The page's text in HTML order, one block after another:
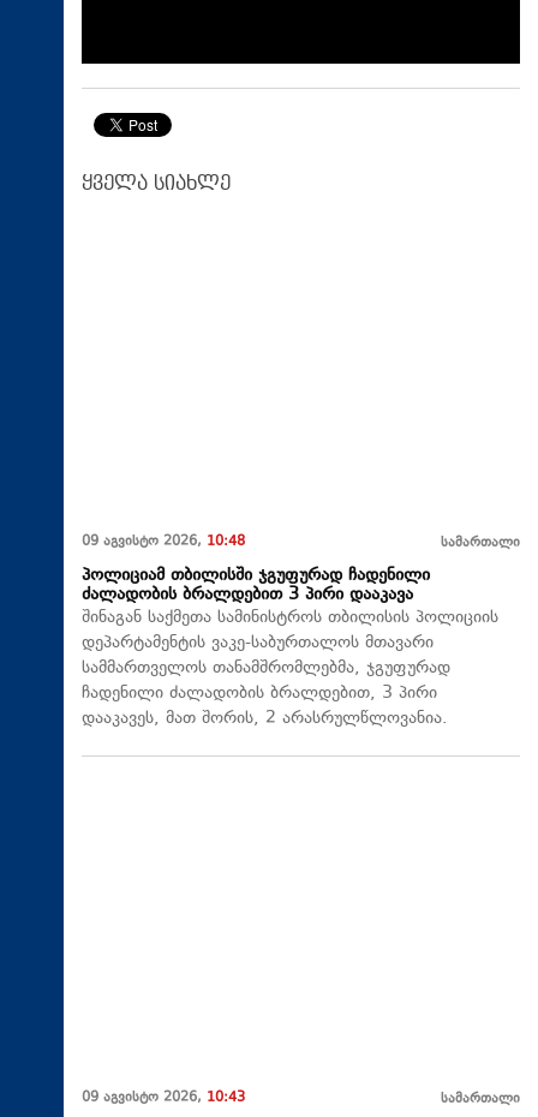
ყველა სიახლე
09 აგვისტო 2026, 10:48 სამართალი
პოლიციამ თბილისში ჯგუფურად ჩადენილი
ძალადობის ბრალდებით 3 პირი დააკავა
შინაგან საქმეთა სამინისტროს თბილისის პოლიციის
დეპარტამენტის ვაკე-საბურთალოს მთავარი
სამმართველოს თანამშრომლებმა, ჯგუფურად
ჩადენილი ძალადობის ბრალდებით, 3 პირი
დააკავეს, მათ შორის, 2 არასრულწლოვანია.
09 აგვისტო 2026, 10:43 სამართალი